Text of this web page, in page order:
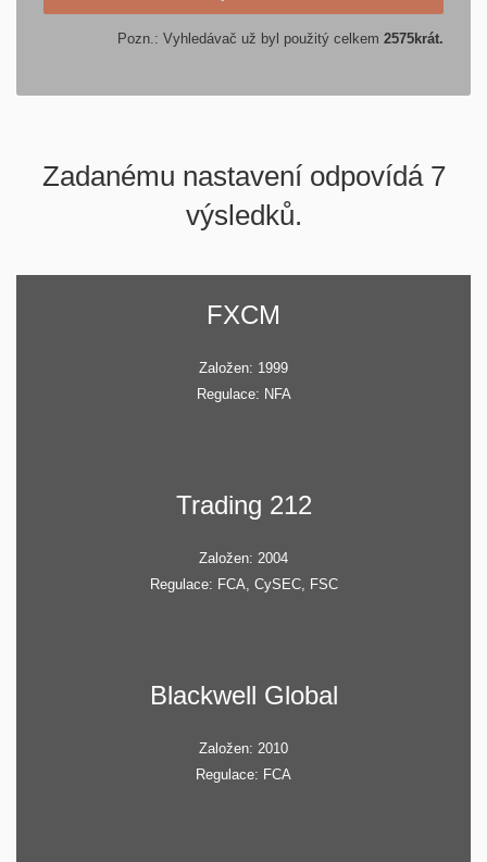
Pozn.: Vyhledávač už byl použitý celkem 2575krát.
Zadanému nastavení odpovídá 7
výsledků.
FXCM
Založen: 1999
Regulace: NFA
Trading 212
Založen: 2004
Regulace: FCA, CySEC, FSC
Blackwell Global
Založen: 2010
Regulace: FCA